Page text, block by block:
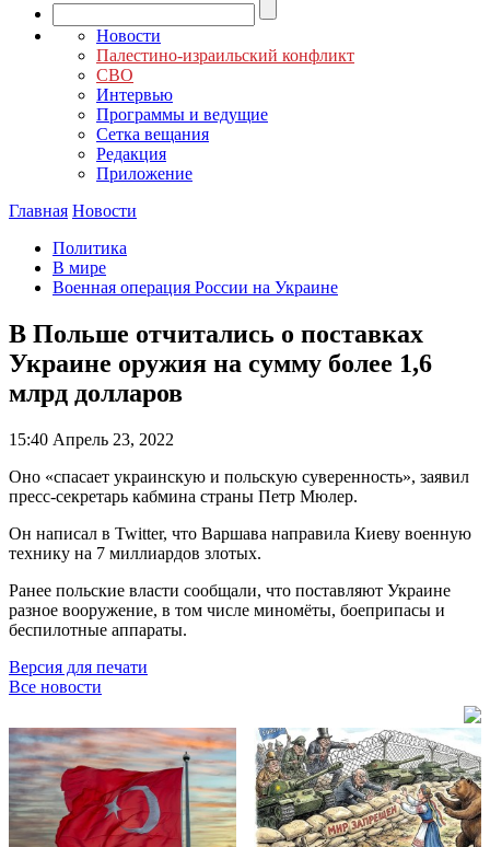
Новости
Палестино-израильский конфликт
СВО
Интервью
Программы и ведущие
Сетка вещания
Редакция
Приложение
Главная Новости
Политика
В мире
Военная операция России на Украине
В Польше отчитались о поставках
Украине оружия на сумму более 1,6
млрд долларов
15:40 Апрель 23, 2022
Оно «спасает украинскую и польскую суверенность», заявил
пресс-секретарь кабмина страны Петр Мюлер.
Он написал в Twitter, что Варшава направила Киеву военную
технику на 7 миллиардов злотых.
Ранее польские власти сообщали, что поставляют Украине
разное вооружение, в том числе миномёты, боеприпасы и
беспилотные аппараты.
Версия для печати
Все новости